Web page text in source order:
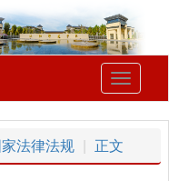
Toggle
法律法规 正文